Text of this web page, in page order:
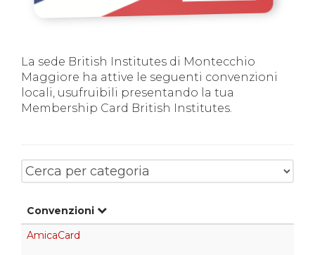
La sede British Institutes di Montecchio
Maggiore ha attive le seguenti convenzioni
locali, usufruibili presentando la tua
Membership Card British Institutes.
Convenzioni
AmicaCard